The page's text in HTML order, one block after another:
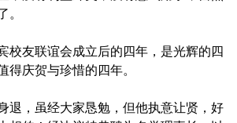
。
校友联谊会成立后的四年，是光辉的四
得庆贺与珍惜的四年。
退，虽经大家恳勉，但他执意让贤，好